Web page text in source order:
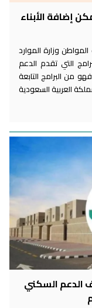
إضافة الأبناء
وزارة الموارد
التي تقدم الدعم
من البرامج التابعة
العربية السعودية
الدعم السكني